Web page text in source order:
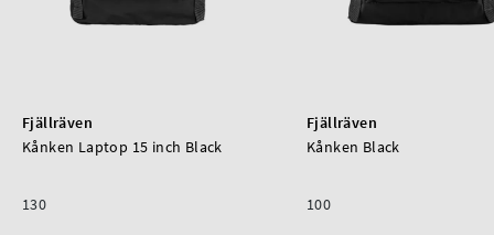
Fjällräven
Kånken Laptop 15 inch Black
130
Fjällräven
Kånken Black
100